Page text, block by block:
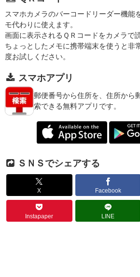
スマホカメラのバーコードリーダー機能
モ代わりに使えます。
画面に表示されるＱＲコードをカメラで
ちょっとしたメモに携帯端末を使うと非
度お試しください。
スマホアプリ
郵便番号から住所を、住所から
索できる無料アプリです。
ＳＮＳでシェアする
X Facebook
Instapaper LINE